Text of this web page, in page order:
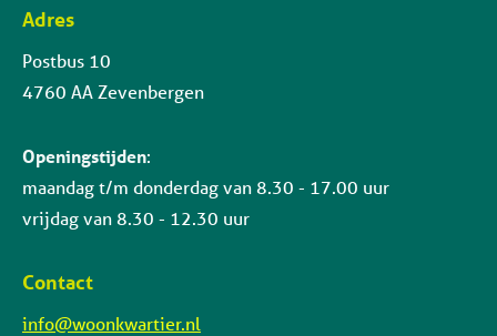
Contactinformatie
Adres
Postbus 10
4760 AA Zevenbergen
Openingstijden:
maandag t/m donderdag van 8.30 - 17.00 uur
vrijdag van 8.30 - 12.30 uur
Contact
info@woonkwartier.nl